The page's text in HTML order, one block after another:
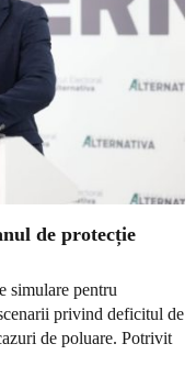
de protecție
simulare pentru
privind deficitul de
de poluare. Potrivit